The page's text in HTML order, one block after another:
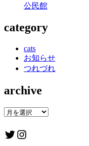
公民館
category
cats
お知らせ
つれづれ
archive
archive
Twitter
Instagram